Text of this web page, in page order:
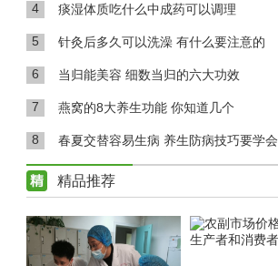
4 痰湿体质吃什么中成药可以调理
5 针灸后多久可以洗澡 有什么要注意的
6 当归能美容 细数当归的六大功效
7 燕窝的8大养生功能 你知道几个
8 春夏交替容易生病 养生防病技巧要学会
精品推荐